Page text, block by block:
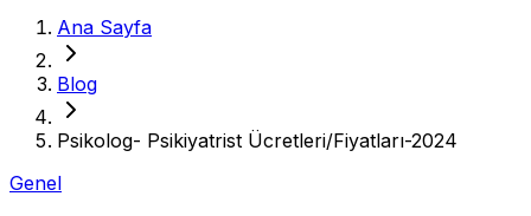
Ana Sayfa
Blog
Psikolog- Psikiyatrist Ücretleri/Fiyatları-2024
Genel